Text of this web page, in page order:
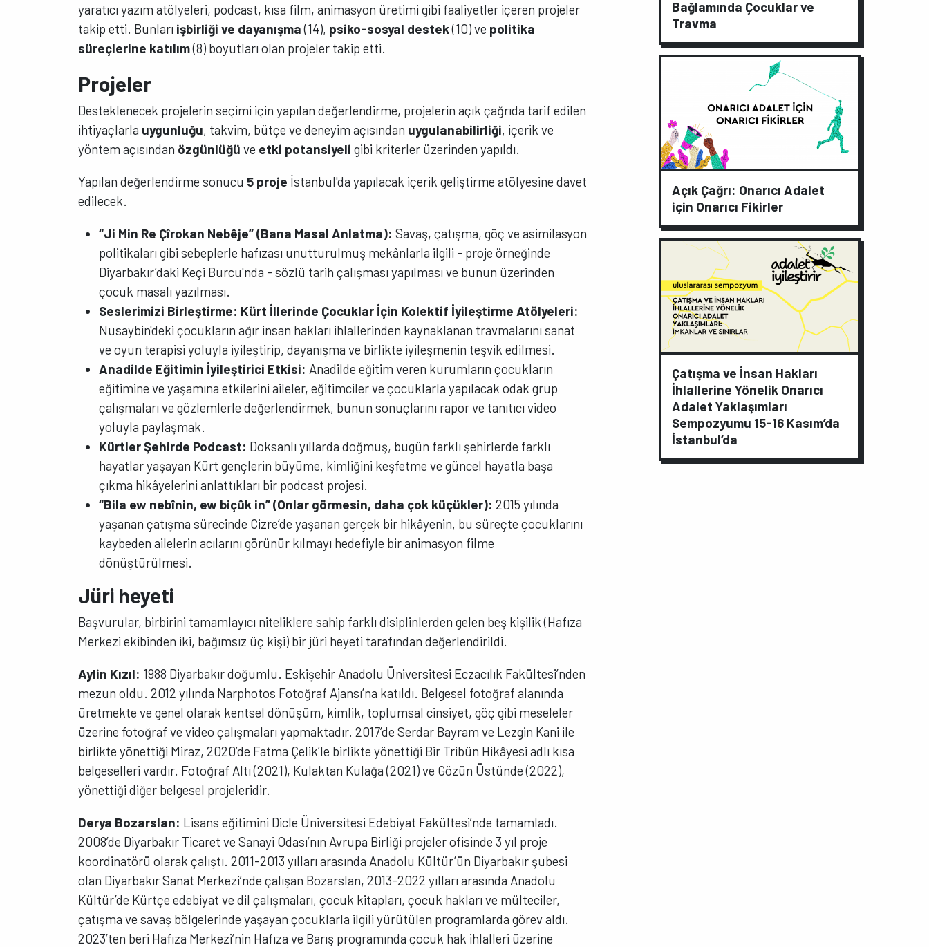
yaratıcı yazım atölyeleri, podcast, kısa film, animasyon üretimi gibi faaliyetler içeren projeler
takip etti. Bunları işbirliği ve dayanışma(14), psiko-sosyal destek(10) ve politika
süreçlerine katılım(8) boyutları olan projeler takip etti.
Projeler
Desteklenecek projelerin seçimi için yapılan değerlendirme, projelerin açık çağrıda tarif edilen
ihtiyaçlarla uygunluğu, takvim, bütçe ve deneyim açısından uygulanabilirliği, içerik ve
yöntem açısından özgünlüğü ve etki potansiyeli gibi kriterler üzerinden yapıldı.
Yapılan değerlendirme sonucu 5 proje İstanbul'da yapılacak içerik geliştirme atölyesine davet
edilecek.
“Ji Min Re Çîrokan Nebêje” (Bana Masal Anlatma): Savaş, çatışma, göç ve asimilasyon
politikaları gibi sebeplerle hafızası unutturulmuş mekânlarla ilgili - proje örneğinde
Diyarbakır’daki Keçi Burcu'nda - sözlü tarih çalışması yapılması ve bunun üzerinden
çocuk masalı yazılması.
Seslerimizi Birleştirme: Kürt İllerinde Çocuklar İçin Kolektif İyileştirme Atölyeleri:
Nusaybin'deki çocukların ağır insan hakları ihlallerinden kaynaklanan travmalarını sanat
ve oyun terapisi yoluyla iyileştirip, dayanışma ve birlikte iyileşmenin teşvik edilmesi.
Anadilde Eğitimin İyileştirici Etkisi: Anadilde eğitim veren kurumların çocukların
eğitimine ve yaşamına etkilerini aileler, eğitimciler ve çocuklarla yapılacak odak grup
çalışmaları ve gözlemlerle değerlendirmek, bunun sonuçlarını rapor ve tanıtıcı video
yoluyla paylaşmak.
Kürtler Şehirde Podcast: Doksanlı yıllarda doğmuş, bugün farklı şehirlerde farklı
hayatlar yaşayan Kürt gençlerin büyüme, kimliğini keşfetme ve güncel hayatla başa
çıkma hikâyelerini anlattıkları bir podcast projesi.
“Bila ew nebînin, ew biçûk in” (Onlar görmesin, daha çok küçükler): 2015 yılında
yaşanan çatışma sürecinde Cizre’de yaşanan gerçek bir hikâyenin, bu süreçte çocuklarını
kaybeden ailelerin acılarını görünür kılmayı hedefiyle bir animasyon filme
dönüştürülmesi.
Jüri heyeti
Başvurular, birbirini tamamlayıcı niteliklere sahip farklı disiplinlerden gelen beş kişilik (Hafıza
Merkezi ekibinden iki, bağımsız üç kişi) bir jüri heyeti tarafından değerlendirildi.
Aylin Kızıl: 1988 Diyarbakır doğumlu. Eskişehir Anadolu Üniversitesi Eczacılık Fakültesi’nden
mezun oldu. 2012 yılında Narphotos Fotoğraf Ajansı’na katıldı. Belgesel fotoğraf alanında
üretmekte ve genel olarak kentsel dönüşüm, kimlik, toplumsal cinsiyet, göç gibi meseleler
üzerine fotoğraf ve video çalışmaları yapmaktadır. 2017’de Serdar Bayram ve Lezgin Kani ile
birlikte yönettiği Miraz, 2020’de Fatma Çelik’le birlikte yönettiği Bir Tribün Hikâyesi adlı kısa
belgeselleri vardır. Fotoğraf Altı (2021), Kulaktan Kulağa (2021) ve Gözün Üstünde (2022),
yönettiği diğer belgesel projeleridir.
Derya Bozarslan: Lisans eğitimini Dicle Üniversitesi Edebiyat Fakültesi’nde tamamladı.
2008’de Diyarbakır Ticaret ve Sanayi Odası’nın Avrupa Birliği projeler ofisinde 3 yıl proje
koordinatörü olarak çalıştı. 2011-2013 yılları arasında Anadolu Kültür’ün Diyarbakır şubesi
olan Diyarbakır Sanat Merkezi’nde çalışan Bozarslan, 2013-2022 yılları arasında Anadolu
Kültür’de Kürtçe edebiyat ve dil çalışmaları, çocuk kitapları, çocuk hakları ve mülteciler,
çatışma ve savaş bölgelerinde yaşayan çocuklarla ilgili yürütülen programlarda görev aldı.
2023’ten beri Hafıza Merkezi’nin Hafıza ve Barış programında çocuk hak ihlalleri üzerine
Bağlamında Çocuklar ve
Travma
Açık Çağrı: Onarıcı Adalet
için Onarıcı Fikirler
Çatışma ve İnsan Hakları
İhlallerine Yönelik Onarıcı
Adalet Yaklaşımları
Sempozyumu 15-16 Kasım’da
İstanbul’da